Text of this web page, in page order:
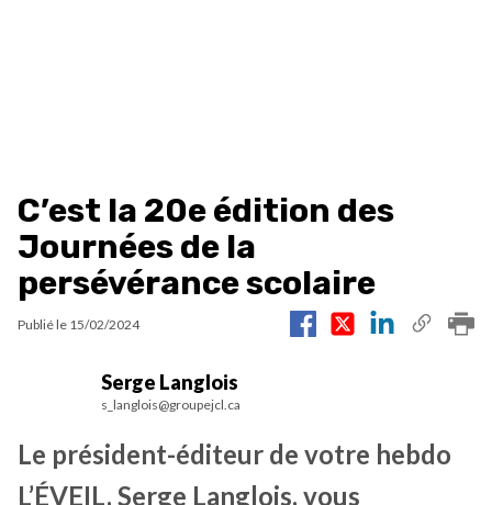
C’est la 20e édition des
Journées de la
persévérance scolaire
Publié le 15/02/2024
Serge Langlois
s_langlois@groupejcl.ca
Le président-éditeur de votre hebdo
L’ÉVEIL, Serge Langlois, vous